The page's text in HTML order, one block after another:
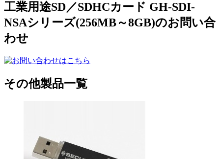
工業用途SD／SDHCカード GH-SDI-
NSAシリーズ(256MB～8GB)のお問い合
わせ
その他製品一覧